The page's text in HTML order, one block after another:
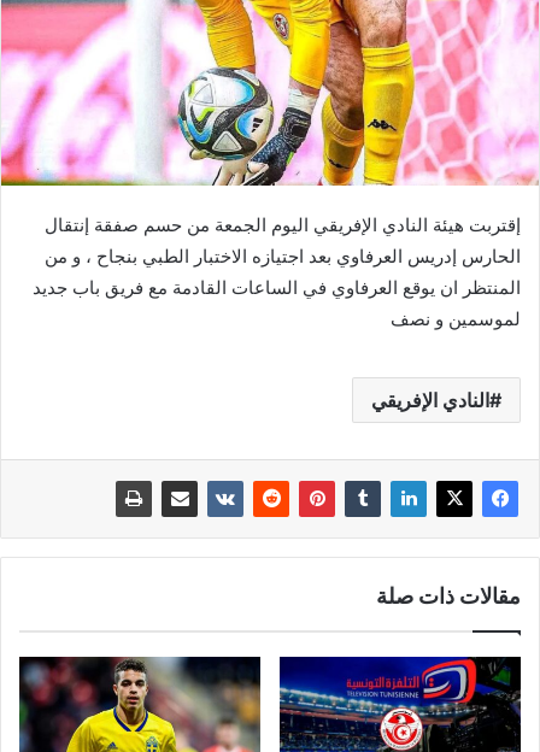
إقتربت هيئة النادي الإفريقي اليوم الجمعة من حسم صفقة إنتقال
الحارس إدريس العرفاوي بعد اجتيازه الاختبار الطبي بنجاح ، و من
المنتظر ان يوقع العرفاوي في الساعات القادمة مع فريق باب جديد
لموسمين و نصف
النادي الإفريقي
مقالات ذات صلة